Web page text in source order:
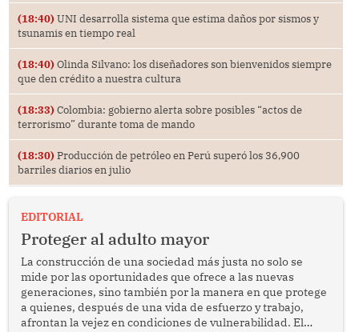
(18:40) UNI desarrolla sistema que estima daños por sismos y
tsunamis en tiempo real
(18:40) Olinda Silvano: los diseñadores son bienvenidos siempre
que den crédito a nuestra cultura
(18:33) Colombia: gobierno alerta sobre posibles “actos de
terrorismo” durante toma de mando
(18:30) Producción de petróleo en Perú superó los 36,900
barriles diarios en julio
EDITORIAL
Proteger al adulto mayor
La construcción de una sociedad más justa no solo se
mide por las oportunidades que ofrece a las nuevas
generaciones, sino también por la manera en que protege
a quienes, después de una vida de esfuerzo y trabajo,
afrontan la vejez en condiciones de vulnerabilidad. El